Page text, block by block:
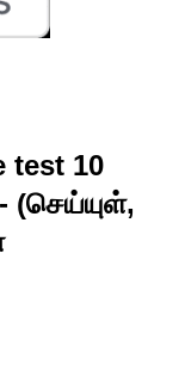
test 10
(செய்யுள்,